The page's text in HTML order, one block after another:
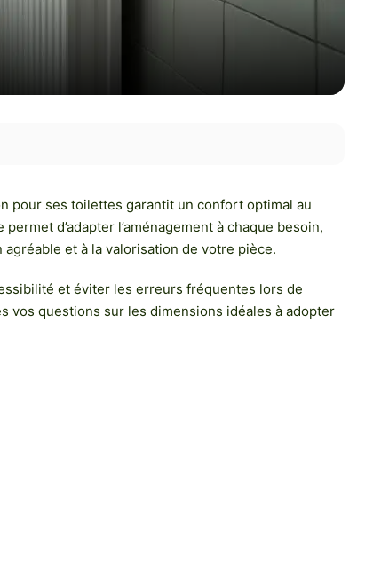
pour ses toilettes garantit un confort optimal au
d’adapter l’aménagement à chaque besoin,
et à la valorisation de votre pièce.
et éviter les erreurs fréquentes lors de
vos questions sur les dimensions idéales à adopter